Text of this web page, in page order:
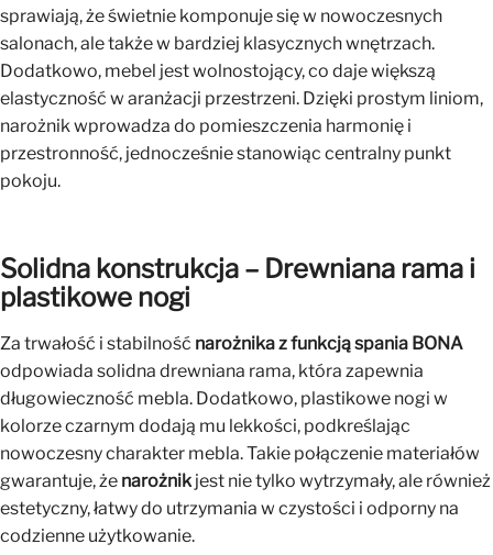
sprawiają, że świetnie komponuje się w nowoczesnych
salonach, ale także w bardziej klasycznych wnętrzach.
Dodatkowo, mebel jest wolnostojący, co daje większą
elastyczność w aranżacji przestrzeni. Dzięki prostym liniom,
narożnik wprowadza do pomieszczenia harmonię i
przestronność, jednocześnie stanowiąc centralny punkt
pokoju.
Solidna konstrukcja – Drewniana rama i
plastikowe nogi
Za trwałość i stabilność narożnika z funkcją spania BONA
odpowiada solidna drewniana rama, która zapewnia
długowieczność mebla. Dodatkowo, plastikowe nogi w
kolorze czarnym dodają mu lekkości, podkreślając
nowoczesny charakter mebla. Takie połączenie materiałów
gwarantuje, że narożnikjest nie tylko wytrzymały, ale również
estetyczny, łatwy do utrzymania w czystości i odporny na
codzienne użytkowanie.